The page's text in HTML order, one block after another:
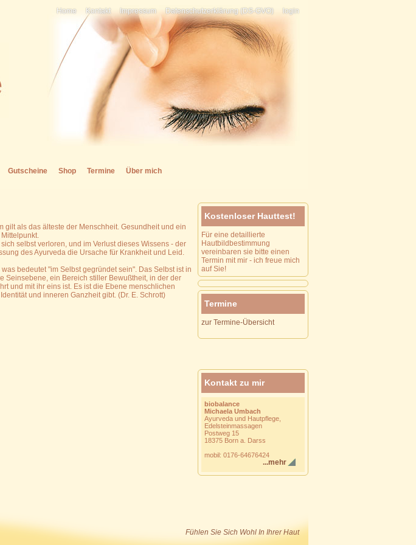
Home Kontakt Impressum Datenschutzerklärung (DS-GVO) login
Gutscheine Shop Termine Über mich
gilt als das älteste der Menschheit. Gesundheit und ein
selbst verloren, und im Verlust dieses Wissens - der
des Ayurveda die Ursache für Krankheit und Leid.
bedeutet "im Selbst gegründet sein". Das Selbst ist in
Seinsebene, ein Bereich stiller Bewußtheit, in der der
und mit ihr eins ist. Es ist die Ebene menschlichen
und inneren Ganzheit gibt. (Dr. E. Schrott)
Kostenloser Hauttest!
Für eine detaillierte
Hautbildbestimmung
vereinbaren sie bitte einen
Termin mit mir - ich freue mich
auf Sie!
Termine
zur Termine-Übersicht
Kontakt zu mir
biobalance
Michaela Umbach
Ayurveda und Hautpflege,
Edelsteinmassagen
Postweg 15
18375 Born a. Darss
mobil: 0176-64676424
...mehr
Fühlen Sie Sich Wohl In Ihrer Haut